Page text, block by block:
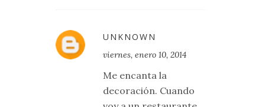
UNKNOWN
viernes, enero 10, 2014
Me encanta la
decoración. Cuando